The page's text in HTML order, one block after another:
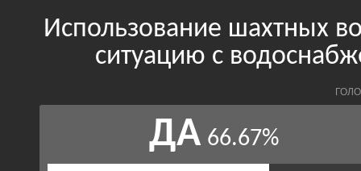
Использование шахтных
ситуацию с
ДА 66.67%